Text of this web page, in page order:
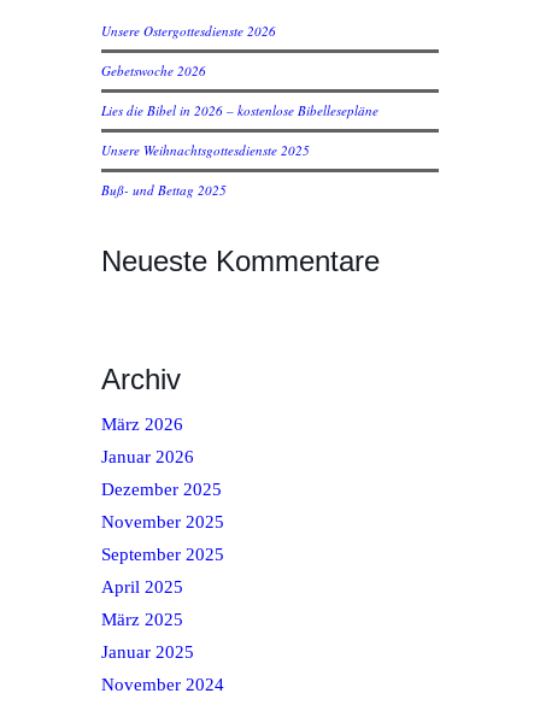
Unsere Ostergottesdienste 2026
Gebetswoche 2026
Lies die Bibel in 2026 – kostenlose Bibellesepläne
Unsere Weihnachtsgottesdienste 2025
Buß- und Bettag 2025
Neueste Kommentare
Archiv
März 2026
Januar 2026
Dezember 2025
November 2025
September 2025
April 2025
März 2025
Januar 2025
November 2024